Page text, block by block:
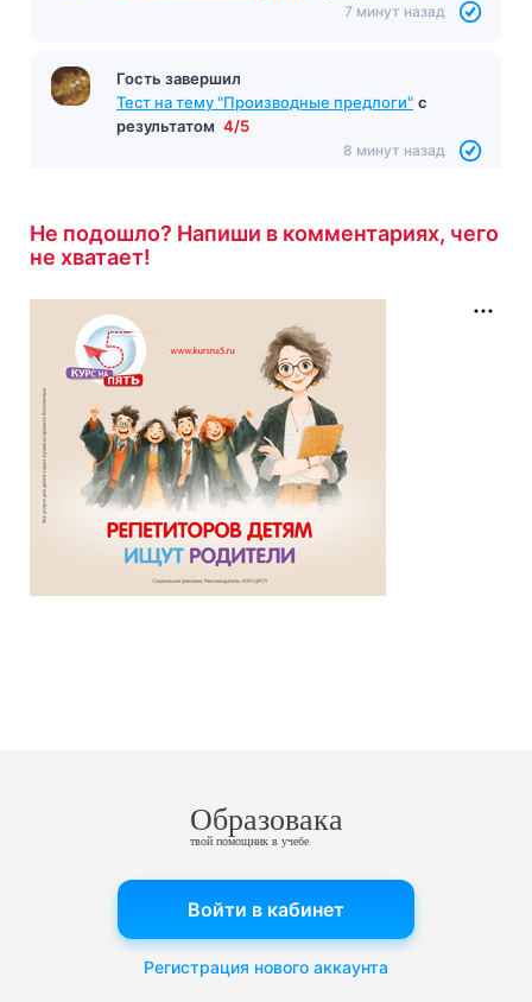
7 минут назад
Гость завершил
Тест на тему "Производные предлоги" с
результатом 4/5
8 минут назад
Не подошло? Напиши в комментариях, чего
не хватает!
Образовака
твой помощник в учебе
Войти в кабинет
Регистрация нового аккаунта